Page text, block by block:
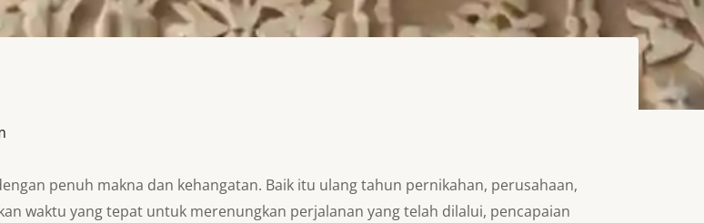
penuh makna dan kehangatan. Baik itu ulang tahun pernikahan, perusahaan,
waktu yang tepat untuk merenungkan perjalanan yang telah dilalui, pencapaian